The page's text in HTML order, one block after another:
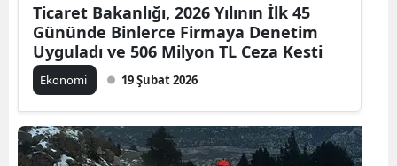
Ticaret Bakanlığı, 2026 Yılının İlk 45
Gününde Binlerce Firmaya Denetim
Uyguladı ve 506 Milyon TL Ceza Kesti
Ekonomi 19 Şubat 2026